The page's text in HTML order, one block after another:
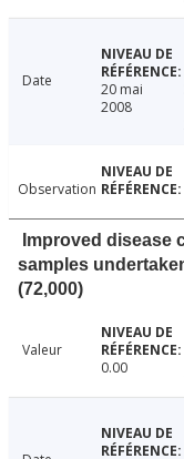
Date
20 mai
2008
Observation
Improved disease
samples
(72,000)
Valeur
0.00